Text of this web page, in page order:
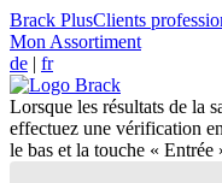
Brack PlusClients
Mon Assortiment
de | fr
Lorsque les résultats de la
effectuez une vérification
le bas et la touche « Entrée